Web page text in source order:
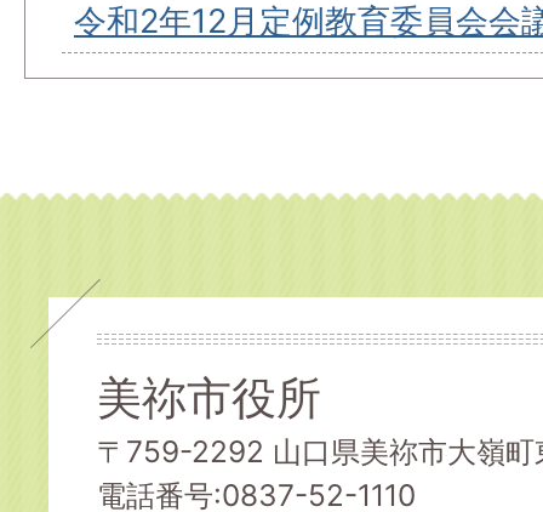
令和2年12月定例教育委員会会
美祢市役所
〒759-2292 山口県美祢市大嶺
電話番号:0837-52-1110